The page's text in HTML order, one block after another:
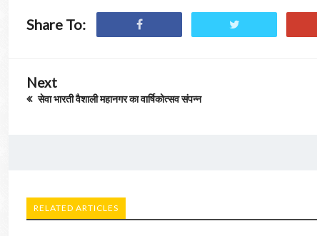
Share To:
Next
सेवा भारती वैशाली महानगर का वार्षिकोत्सव संपन्न
RELATED ARTICLES